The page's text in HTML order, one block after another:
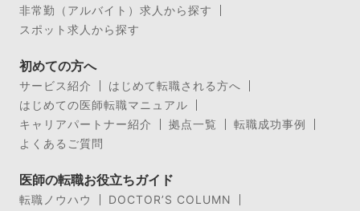
非常勤（アルバイト）求人から探す
スポット求人から探す
初めての方へ
サービス紹介
はじめて転職される方へ
はじめての医師転職マニュアル
キャリアパートナー紹介
拠点一覧
転職成功事例
よくあるご質問
医師の転職お役立ちガイド
転職ノウハウ
DOCTOR’S COLUMN